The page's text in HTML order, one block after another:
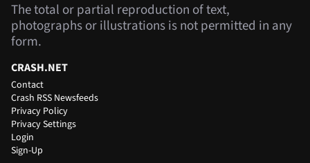
The total or partial reproduction of text,
photographs or illustrations is not permitted in any
form.
CRASH.NET
Contact
Crash RSS Newsfeeds
Privacy Policy
Privacy Settings
Login
Sign-Up